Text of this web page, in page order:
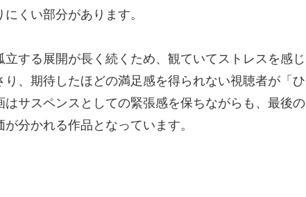
くい部分があります。
する展開が長く続くため、観ていてストレスを感じ
、期待したほどの満足感を得られない視聴者が「ひ
サスペンスとしての緊張感を保ちながらも、最後の
分かれる作品となっています。